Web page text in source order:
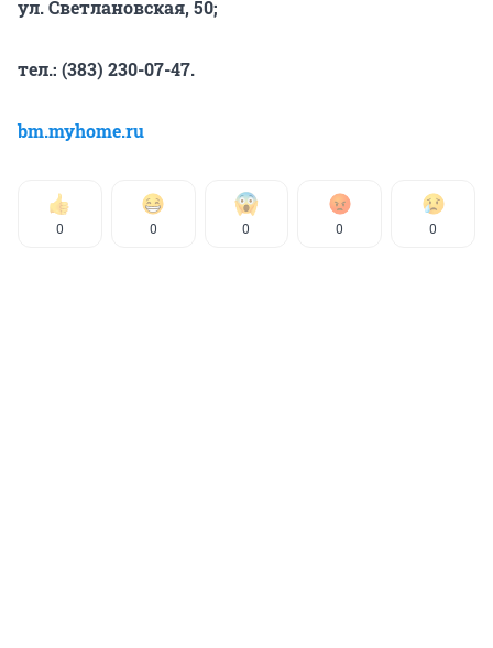
ул. Светлановская, 50;
тел.: (383) 230-07-47.
bm.myhome.ru
0 0 0 0 0